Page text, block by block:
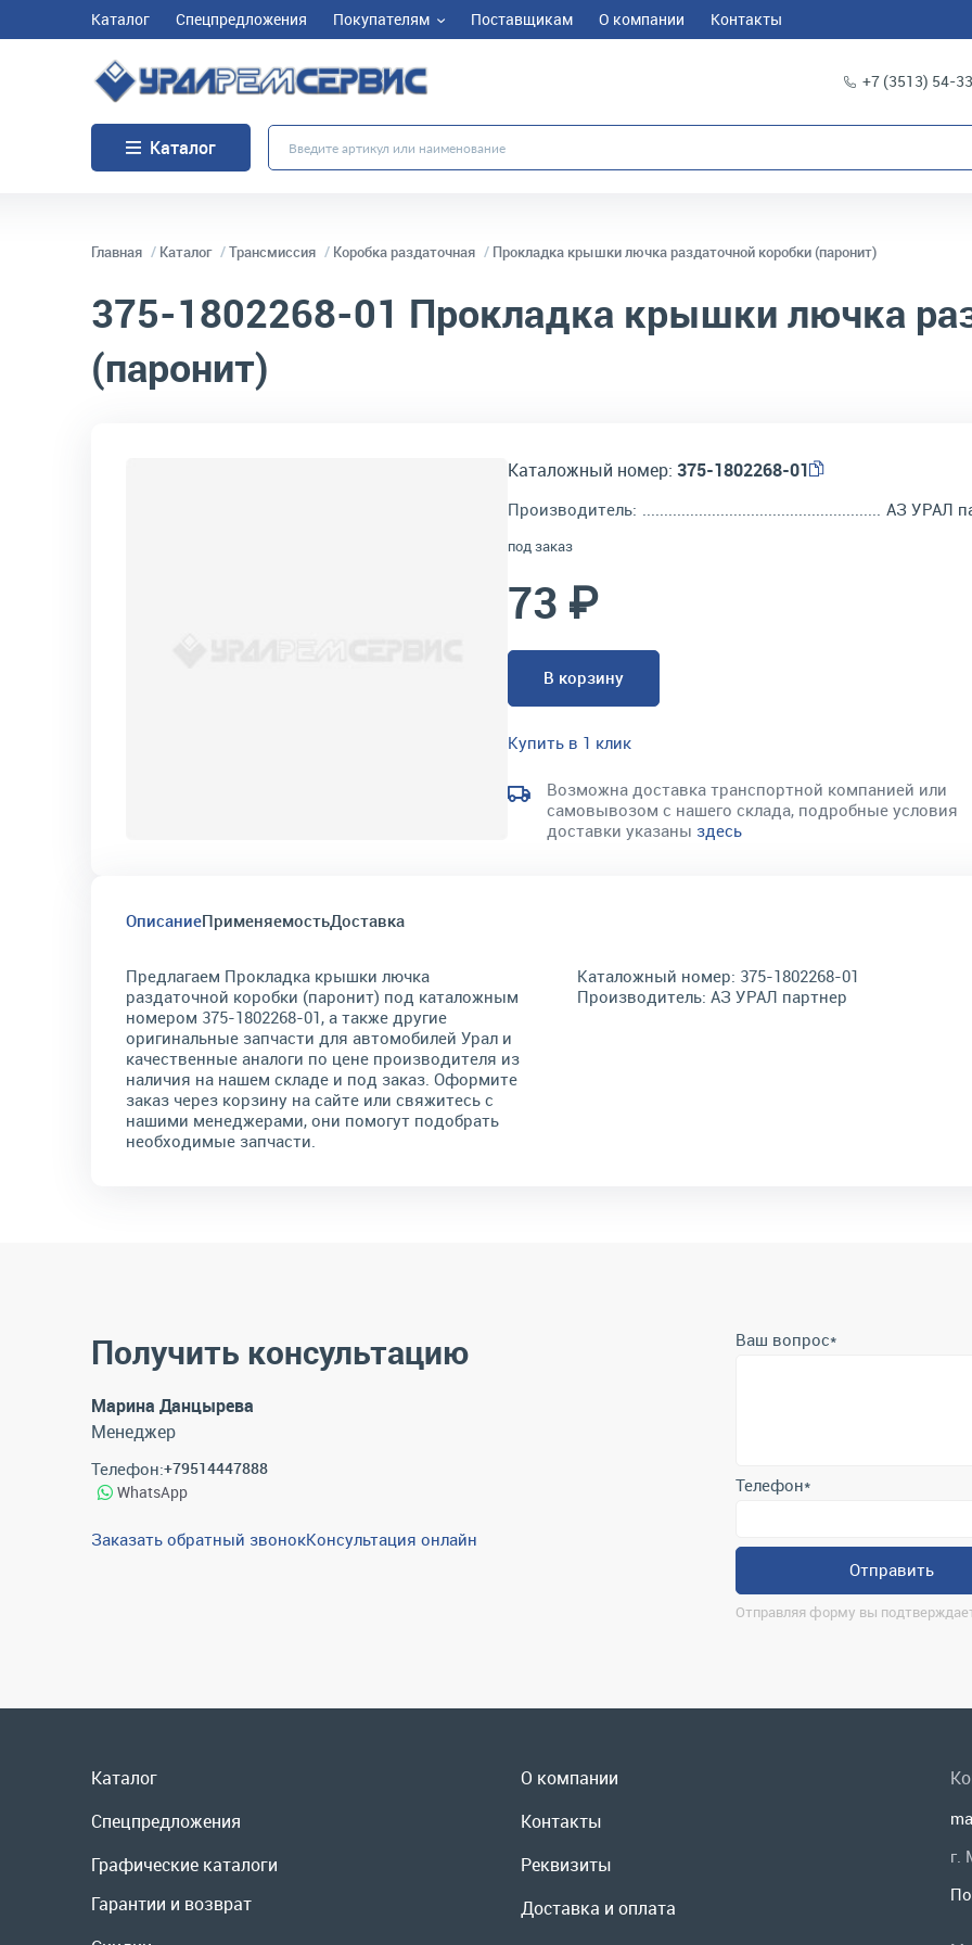
Каталог Спецпредложения Покупателям Поставщикам О компании Контакты
+7 (3513) 54-
Каталог
Главная Каталог Трансмиссия Коробка раздаточная Прокладка крышки лючка раздаточной коробки (паронит)
375-1802268-01 Прокладка крышки лючка
(паронит)
Каталожный номер: 375-1802268-01
Производитель: АЗ УРАЛ
под заказ
73 ₽
В корзину
Купить в 1 клик
Возможна доставка транспортной компанией или
самовывозом с нашего склада, подробные условия
доставки указаны здесь
ОписаниеПрименяемостьДоставка
Предлагаем Прокладка крышки лючка
раздаточной коробки (паронит) под каталожным
номером 375-1802268-01, а также другие
оригинальные запчасти для автомобилей Урал и
качественные аналоги по цене производителя из
наличия на нашем складе и под заказ. Оформите
заказ через корзину на сайте или свяжитесь с
нашими менеджерами, они помогут подобрать
необходимые запчасти.
Каталожный номер: 375-1802268-01
Производитель: АЗ УРАЛ партнер
Получить консультацию
Марина Данцырева
Менеджер
Телефон:+79514447888
WhatsApp
Заказать обратный звонокКонсультация онлайн
Ваш вопрос*
Каталог
Гарантии и возврат
Скидки
О компании
Полезная информация
г.